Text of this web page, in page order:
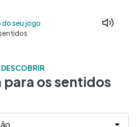
do seu jogo
DESCOBRIR
para os sentidos